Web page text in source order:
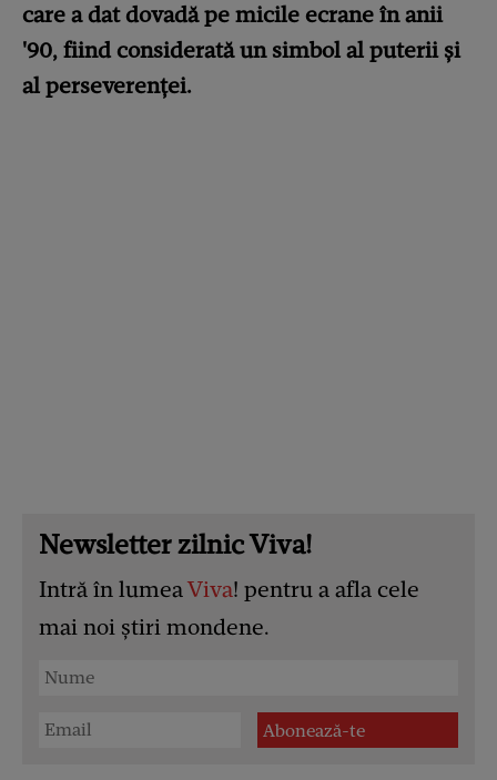
care a dat dovadă pe micile ecrane în anii
'90, fiind considerată un simbol al puterii și
al perseverenței.
Newsletter zilnic Viva!
Intră în lumeaViva! pentru a afla cele
mai noi știri mondene.